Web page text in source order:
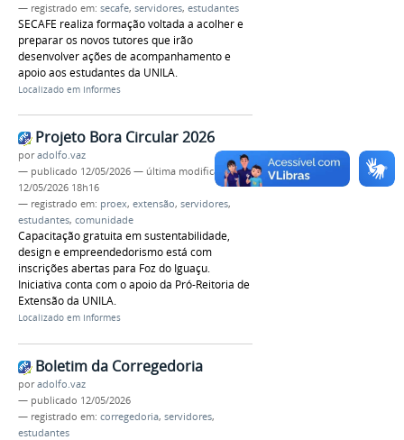
— registrado em: secafe, servidores, estudantes
SECAFE realiza formação voltada a acolher e
preparar os novos tutores que irão
desenvolver ações de acompanhamento e
apoio aos estudantes da UNILA.
Localizado em Informes
Projeto Bora Circular 2026
poradolfo.vaz
— publicado 12/05/2026 — última modificação
12/05/2026 18h16
— registrado em: proex, extensão, servidores,
estudantes, comunidade
Capacitação gratuita em sustentabilidade,
design e empreendedorismo está com
inscrições abertas para Foz do Iguaçu.
Iniciativa conta com o apoio da Pró-Reitoria de
Extensão da UNILA.
Localizado em Informes
Boletim da Corregedoria
poradolfo.vaz
— publicado 12/05/2026
— registrado em: corregedoria, servidores,
estudantes